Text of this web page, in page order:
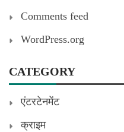
Comments feed
WordPress.org
CATEGORY
एंटरटेनमेंट
क्राइम